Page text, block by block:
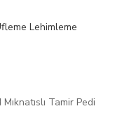
Lehimleme